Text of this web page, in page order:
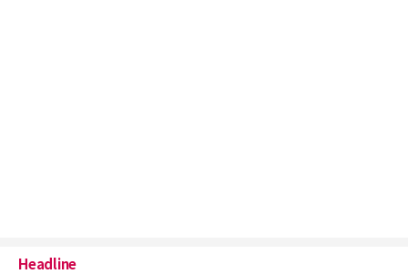
Headline